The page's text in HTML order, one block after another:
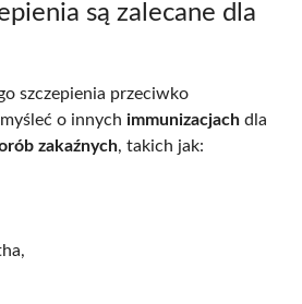
są zalecane dla
szczepienia przeciwko
o innych immunizacjach dla
zakaźnych, takich jak: